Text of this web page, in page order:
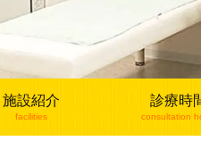
施設紹介
facilities
診療時
consultation